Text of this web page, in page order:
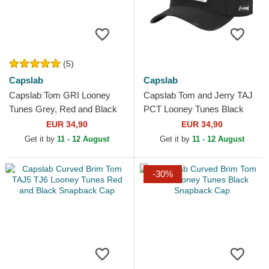
(5)
Capslab
Capslab Tom GRI Looney
Tunes Grey, Red and Black
Trucker HatEUR 34,90
Get it by 11 - 12 August
Capslab
Capslab Tom and Jerry TAJ
PCT Looney Tunes Black
Trucker HatEUR 34,90
Get it by 11 - 12 August
-30%